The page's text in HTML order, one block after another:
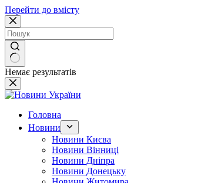
Перейти до вмісту
Немає результатів
Головна
Новини
Новини Києва
Новини Вінниці
Новини Дніпра
Новини Донецьку